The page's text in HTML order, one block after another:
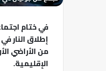
في ختام
إطلاق النار
من الأراضي
الإقليمية.